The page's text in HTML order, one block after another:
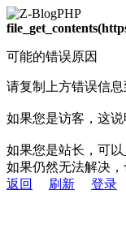
可能的错误原因
请复制上方错误信
如果您是访客，这
如果您是站长，可以
如果仍然无法解决，
返回
刷新 登录